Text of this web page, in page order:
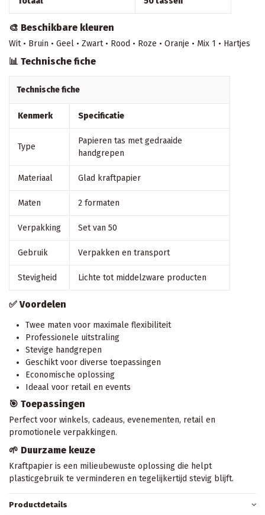
🎨 Beschikbare kleuren
Wit • Bruin • Geel • Zwart • Rood • Roze • Oranje • Mix 1 • Hartjes
📊 Technische fiche
Technische fiche
Kenmerk Specificatie
Type
Papieren tas met gedraaide
handgrepen
Materiaal Glad kraftpapier
Maten 2 formaten
Verpakking Set van 50
Gebruik Verpakken en transport
Stevigheid Lichte tot middelzware producten
✅ Voordelen
Twee maten voor maximale flexibiliteit
Professionele uitstraling
Stevige handgrepen
Geschikt voor diverse toepassingen
Economische oplossing
Ideaal voor retail en events
🎯 Toepassingen
Perfect voor winkels, cadeaus, evenementen, retail en
promotionele verpakkingen.
🌱 Duurzame keuze
Kraftpapier is een milieubewuste oplossing die helpt
plasticgebruik te verminderen en tegelijkertijd stevig blijft.
Productdetails